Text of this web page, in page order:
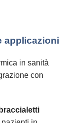
applicazioni
in sanità
con
braccialetti